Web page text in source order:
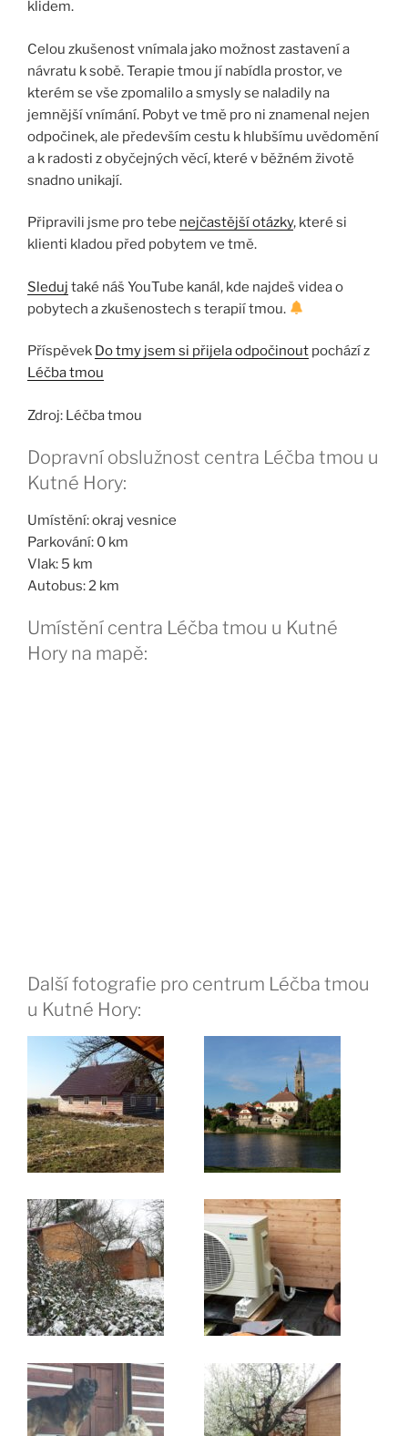
klidem.
Celou zkušenost vnímala jako možnost zastavení a
návratu k sobě. Terapie tmou jí nabídla prostor, ve
kterém se vše zpomalilo a smysly se naladily na
jemnější vnímání. Pobyt ve tmě pro ni znamenal nejen
odpočinek, ale především cestu k hlubšímu uvědomění
a k radosti z obyčejných věcí, které v běžném životě
snadno unikají.
Připravili jsme pro tebe nejčastější otázky, které si
klienti kladou před pobytem ve tmě.
Sleduj také náš YouTube kanál, kde najdeš videa o
pobytech a zkušenostech s terapií tmou.
Příspěvek Do tmy jsem si přijela odpočinout pochází z
Léčba tmou
Zdroj: Léčba tmou
Dopravní obslužnost centra Léčba tmou u
Kutné Hory:
Umístění: okraj vesnice
Parkování: 0 km
Vlak: 5 km
Autobus: 2 km
Umístění centra Léčba tmou u Kutné
Hory na mapě:
Další fotografie pro centrum Léčba tmou
u Kutné Hory: